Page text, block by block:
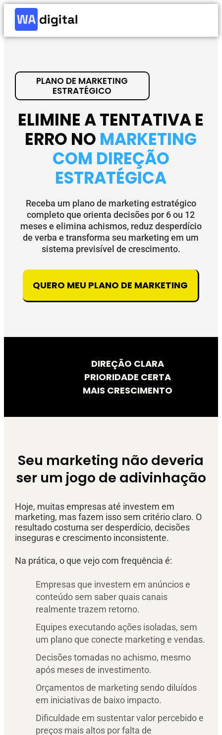
PLANO DE MARKETING
ESTRATÉGICO
ELIMINE A TENTATIVA E
ERRO NO MARKETING
COM DIREÇÃO
ESTRATÉGICA
Receba um plano de marketing estratégico
completo que orienta decisões por 6 ou 12
meses e elimina achismos, reduz desperdício
de verba e transforma seu marketing em um
sistema previsível de crescimento.
QUERO MEU PLANO DE MARKETING
DIREÇÃO CLARA
PRIORIDADE CERTA
MAIS CRESCIMENTO
Seu marketing não deveria
ser um jogo de adivinhação
Hoje, muitas empresas até investem em
marketing, mas fazem isso sem critério claro. O
resultado costuma ser desperdício, decisões
inseguras e crescimento inconsistente.
Na prática, o que vejo com frequência é:
Empresas que investem em anúncios e
conteúdo sem saber quais canais
realmente trazem retorno.
Equipes executando ações isoladas, sem
um plano que conecte marketing e vendas.
Decisões tomadas no achismo, mesmo
após meses de investimento.
Orçamentos de marketing sendo diluídos
em iniciativas de baixo impacto.
Dificuldade em sustentar valor percebido e
preços mais altos por falta de